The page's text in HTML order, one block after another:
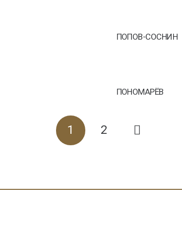
ПОПОВ-СОСНИН
ПОНОМАРЁВ
1 2